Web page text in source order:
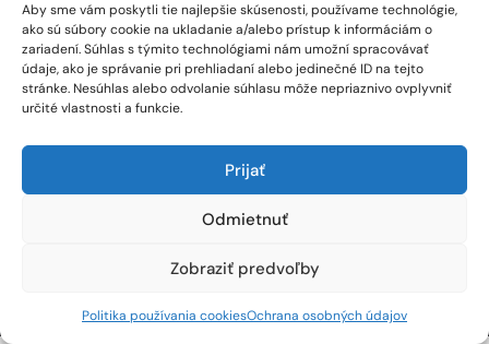
Aby sme vám poskytli tie najlepšie skúsenosti, používame technológie,
ako sú súbory cookie na ukladanie a/alebo prístup k informáciám o
zariadení. Súhlas s týmito technológiami nám umožní spracovávať
údaje, ako je správanie pri prehliadaní alebo jedinečné ID na tejto
stránke. Nesúhlas alebo odvolanie súhlasu môže nepriaznivo ovplyvniť
určité vlastnosti a funkcie.
Prijať
Odmietnuť
Zobraziť predvoľby
Politika používania cookiesOchrana osobných údajov
Politika používania cookies
Mapa
Lignotesting, a. s. © 2024 | Všetky práva vyhradené. | Vytvoril: Marek Heinfarth.